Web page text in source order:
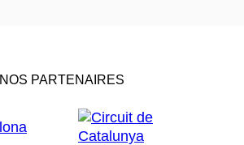
NOS PARTENAIRES